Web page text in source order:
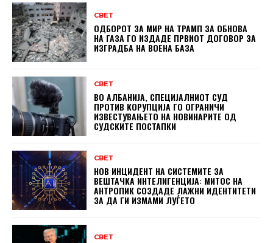
СВЕТ
ОДБОРОТ ЗА МИР НА ТРАМП ЗА ОБНОВА
НА ГАЗА ГО ИЗДАДЕ ПРВИОТ ДОГОВОР ЗА
ИЗГРАДБА НА ВОЕНА БАЗА
СВЕТ
ВО АЛБАНИЈА, СПЕЦИЈАЛНИОТ СУД
ПРОТИВ КОРУПЦИЈА ГО ОГРАНИЧИ
ИЗВЕСТУВАЊЕТО НА НОВИНАРИТЕ ОД
СУДСКИТЕ ПОСТАПКИ
СВЕТ
НОВ ИНЦИДЕНТ НА СИСТЕМИТЕ ЗА
ВЕШТАЧКА ИНТЕЛИГЕНЦИЈА: МИТОС НА
АНТРОПИК СОЗДАДЕ ЛАЖНИ ИДЕНТИТЕТИ
ЗА ДА ГИ ИЗМАМИ ЛУЃЕТО
СВЕТ